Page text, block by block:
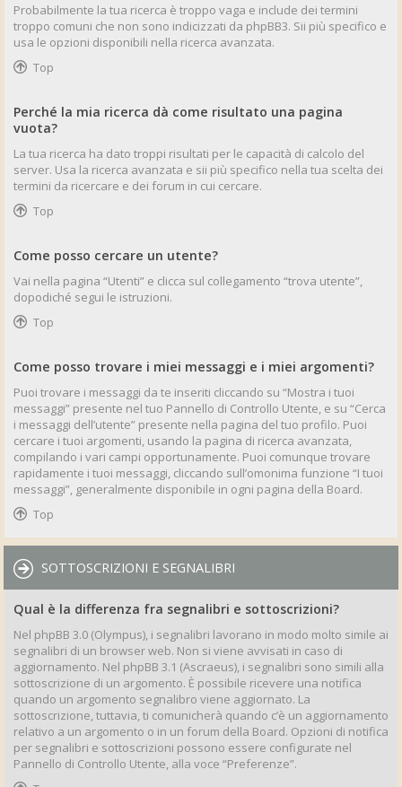
Probabilmente la tua ricerca è troppo vaga e include dei termini
troppo comuni che non sono indicizzati da phpBB3. Sii più specifico e
usa le opzioni disponibili nella ricerca avanzata.
Top
Perché la mia ricerca dà come risultato una pagina
vuota?
La tua ricerca ha dato troppi risultati per le capacità di calcolo del
server. Usa la ricerca avanzata e sii più specifico nella tua scelta dei
termini da ricercare e dei forum in cui cercare.
Top
Come posso cercare un utente?
Vai nella pagina “Utenti” e clicca sul collegamento “trova utente”,
dopodiché segui le istruzioni.
Top
Come posso trovare i miei messaggi e i miei argomenti?
Puoi trovare i messaggi da te inseriti cliccando su “Mostra i tuoi
messaggi” presente nel tuo Pannello di Controllo Utente, e su “Cerca
i messaggi dell’utente” presente nella pagina del tuo profilo. Puoi
cercare i tuoi argomenti, usando la pagina di ricerca avanzata,
compilando i vari campi opportunamente. Puoi comunque trovare
rapidamente i tuoi messaggi, cliccando sull’omonima funzione “I tuoi
messaggi”, generalmente disponibile in ogni pagina della Board.
Top
SOTTOSCRIZIONI E SEGNALIBRI
Qual è la differenza fra segnalibri e sottoscrizioni?
Nel phpBB 3.0 (Olympus), i segnalibri lavorano in modo molto simile ai
segnalibri di un browser web. Non si viene avvisati in caso di
aggiornamento. Nel phpBB 3.1 (Ascraeus), i segnalibri sono simili alla
sottoscrizione di un argomento. È possibile ricevere una notifica
quando un argomento segnalibro viene aggiornato. La
sottoscrizione, tuttavia, ti comunicherà quando c’è un aggiornamento
relativo a un argomento o in un forum della Board. Opzioni di notifica
per segnalibri e sottoscrizioni possono essere configurate nel
Pannello di Controllo Utente, alla voce “Preferenze”.